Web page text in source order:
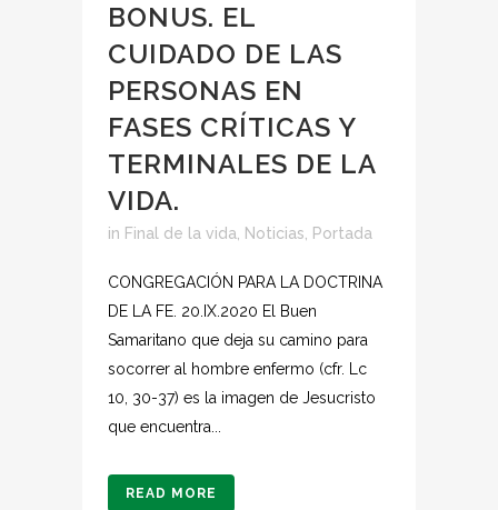
BONUS. EL
CUIDADO DE LAS
PERSONAS EN
FASES CRÍTICAS Y
TERMINALES DE LA
VIDA.
in Final de la vida Noticias Portada
CONGREGACIÓN PARA LA DOCTRINA
DE LA FE. 20.IX.2020 El Buen
Samaritano que deja su camino para
socorrer al hombre enfermo (cfr. Lc
10, 30-37) es la imagen de Jesucristo
que encuentra...
READ MORE